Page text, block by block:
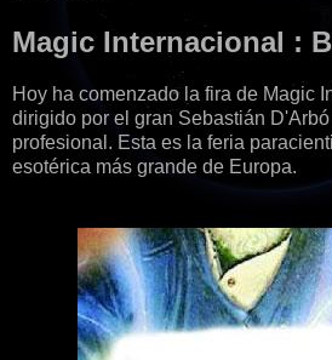
Magic Internacional :
Hoy ha comenzado la fira de Magic
dirigido por el gran Sebastián
profesional. Esta es la feria
esotérica más grande de Europa.